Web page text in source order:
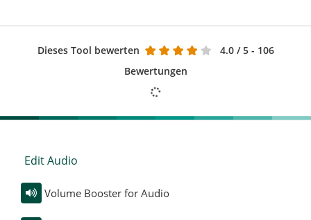
Dieses Tool bewerten 4.0 / 5 - 106
Bewertungen
Edit Audio
Volume Booster for Audio